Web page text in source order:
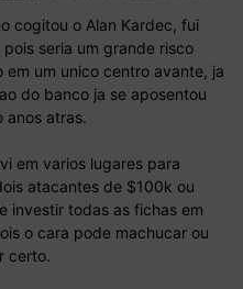
cogitou o Alan Kardec, fui
seria um grande risco
em um unico centro avante, ja
do banco ja se aposentou
anos atras.
em varios lugares para
atacantes de $100k ou
investir todas as fichas em
o cara pode machucar ou
certo.